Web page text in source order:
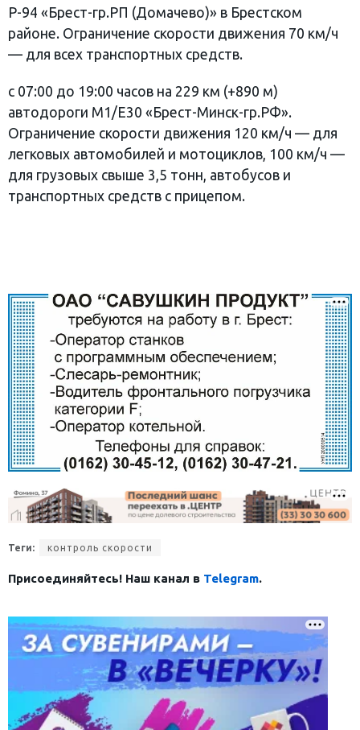
Р-94 «Брест-гр.РП (Домачево)» в Брестском
районе. Ограничение скорости движения 70 км/ч
— для всех транспортных средств.
с 07:00 до 19:00 часов на 229 км (+890 м)
автодороги М1/Е30 «Брест-Минск-гр.РФ».
Ограничение скорости движения 120 км/ч — для
легковых автомобилей и мотоциклов, 100 км/ч —
для грузовых свыше 3,5 тонн, автобусов и
транспортных средств с прицепом.
Теги: контроль скорости
Присоединяйтесь! Наш канал в Telegram.